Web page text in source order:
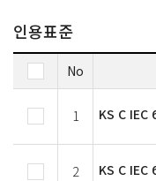
인용표준
No
1 KS C IEC
2 KS C IEC